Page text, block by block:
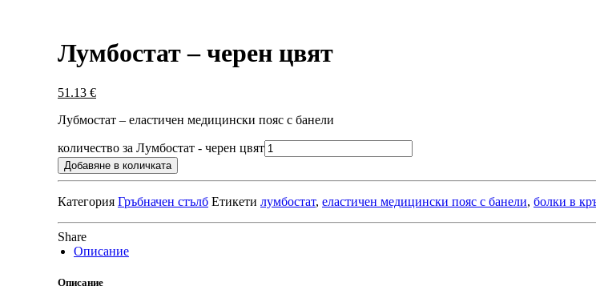
Лумбостат – черен цвят
51.13 €
Лубмостат – еластичен медицински пояс с банели
количество за Лумбостат - черен цвят
Добавяне в количката
Категория Гръбначен стълб Етикети лумбостат, еластичен медицински пояс с банели, болки в
Share
Описание
Описание